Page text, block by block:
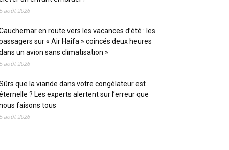
août 2026
en route vers les vacances d’été : les
sur « Air Haifa » coincés deux heures
un avion sans climatisation »
août 2026
que la viande dans votre congélateur est
? Les experts alertent sur l’erreur que
faisons tous
août 2026